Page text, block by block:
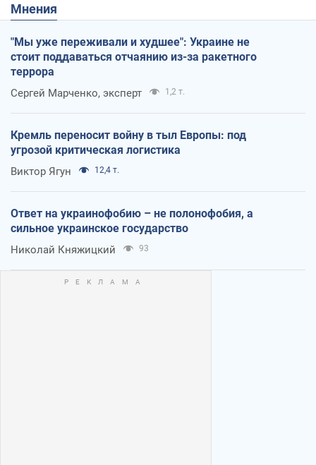
Мнения
"Мы уже переживали и худшее": Украине не
стоит поддаваться отчаянию из-за ракетного
террора
Сергей Марченко, эксперт 1,2 т.
Кремль переносит войну в тыл Европы: под
угрозой критическая логистика
Виктор Ягун 12,4 т.
Ответ на украинофобию – не полонофобия, а
сильное украинское государство
Николай Княжицкий 93